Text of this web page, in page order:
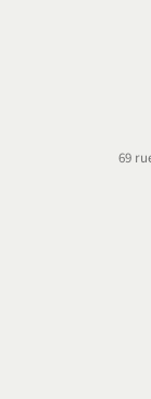
69